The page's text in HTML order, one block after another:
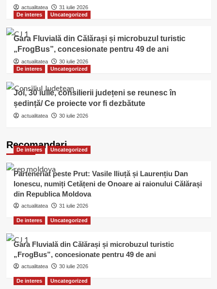
actualitatea
31 iulie 2026
De interes
Uncategorized
Gara Fluvială din Călărași și microbuzul turistic
„FrogBus”, concesionate pentru 49 de ani
actualitatea
30 iulie 2026
De interes
Uncategorized
Joi, 30 iulie, consilierii județeni se reunesc în
ședință/ Ce proiecte vor fi dezbătute
actualitatea 30 iulie 2026
Recomandari
De interes Uncategorized
Parteneriat peste Prut: Vasile Iliuță și Laurențiu Dan
Ionescu, numiți Cetățeni de Onoare ai raionului Călărași
din Republica Moldova
actualitatea 31 iulie 2026
De interes Uncategorized
Gara Fluvială din Călărași și microbuzul turistic
„FrogBus”, concesionate pentru 49 de ani
actualitatea 30 iulie 2026
De interes Uncategorized